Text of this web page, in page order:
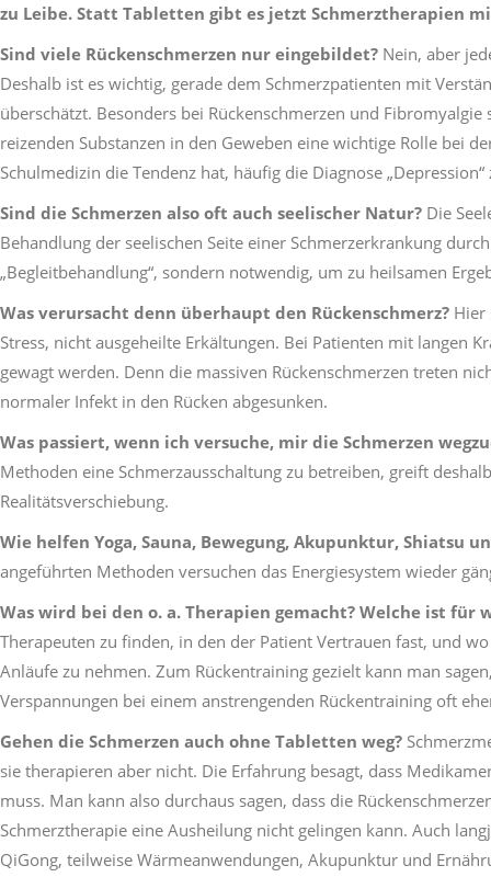
zu Leibe. Statt Tabletten gibt es jetzt Schmerztherapien
Sind viele Rückenschmerzen nur eingebildet? Nein, aber
Deshalb ist es wichtig, gerade dem Schmerzpatienten mit
überschätzt. Besonders bei Rückenschmerzen und
reizenden Substanzen in den Geweben eine wichtige Rolle bei
Schulmedizin die Tendenz hat, häufig die Diagnose
Sind die Schmerzen also oft auch seelischer Natur? Die
Behandlung der seelischen Seite einer Schmerzerkrankung
„Begleitbehandlung“, sondern notwendig, um zu heilsamen
Was verursacht denn überhaupt den Rückenschmerz? Hier
Stress, nicht ausgeheilte Erkältungen. Bei Patienten mit langen
gewagt werden. Denn die massiven Rückenschmerzen treten
normaler Infekt in den Rücken abgesunken.
Was passiert, wenn ich versuche, mir die Schmerzen
Methoden eine Schmerzausschaltung zu betreiben, greift
Realitätsverschiebung.
Wie helfen Yoga, Sauna, Bewegung, Akupunktur, Shiatsu
angeführten Methoden versuchen das Energiesystem wieder
Was wird bei den o. a. Therapien gemacht? Welche ist für
Therapeuten zu finden, in den der Patient Vertrauen fast, und
Anläufe zu nehmen. Zum Rückentraining gezielt kann man
Verspannungen bei einem anstrengenden Rückentraining oft
Gehen die Schmerzen auch ohne Tabletten weg?
sie therapieren aber nicht. Die Erfahrung besagt, dass
muss. Man kann also durchaus sagen, dass die
Schmerztherapie eine Ausheilung nicht gelingen kann. Auch
QiGong, teilweise Wärmeanwendungen, Akupunktur und